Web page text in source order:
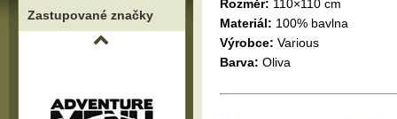
Rozměr: 110×110 cm
Materiál: 100% bavlna
Výrobce: Various
Barva: Oliva
Zastupované značky